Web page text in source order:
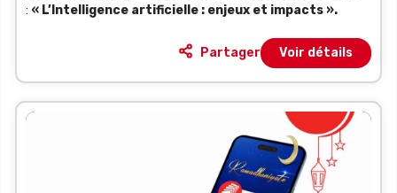
: « L’Intelligence artificielle : enjeux et impacts ».
Partager Voir détails